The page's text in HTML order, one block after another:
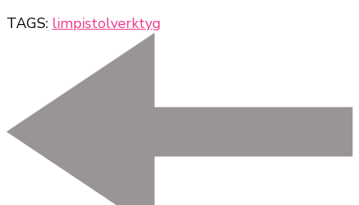
TAGS: limpistolverktyg
Navigation